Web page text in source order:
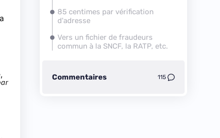
85 centimes par vérification
d'adresse
Vers un fichier de fraudeurs
commun à la SNCF, la RATP, etc.
Commentaires 115